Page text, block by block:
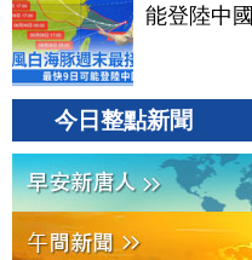
能登陸中國
今日整點新聞